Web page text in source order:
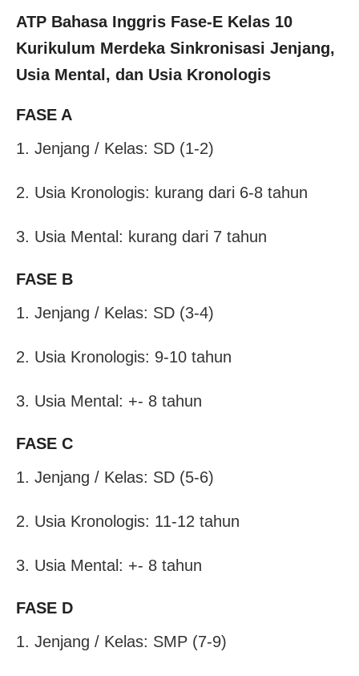
ATP Bahasa Inggris Fase-E Kelas 10
Kurikulum Merdeka Sinkronisasi Jenjang,
Usia Mental, dan Usia Kronologis
FASE A
1. Jenjang / Kelas: SD (1-2)
2. Usia Kronologis: kurang dari 6-8 tahun
3. Usia Mental: kurang dari 7 tahun
FASE B
1. Jenjang / Kelas: SD (3-4)
2. Usia Kronologis: 9-10 tahun
3. Usia Mental: +- 8 tahun
FASE C
1. Jenjang / Kelas: SD (5-6)
2. Usia Kronologis: 11-12 tahun
3. Usia Mental: +- 8 tahun
FASE D
1. Jenjang / Kelas: SMP (7-9)